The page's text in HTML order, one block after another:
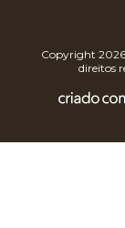
Copyright 2026
direitos